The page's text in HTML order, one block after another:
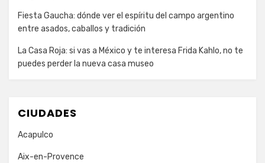
Fiesta Gaucha: dónde ver el espíritu del campo argentino
entre asados, caballos y tradición
La Casa Roja: si vas a México y te interesa Frida Kahlo, no te
puedes perder la nueva casa museo
CIUDADES
Acapulco
Aix-en-Provence